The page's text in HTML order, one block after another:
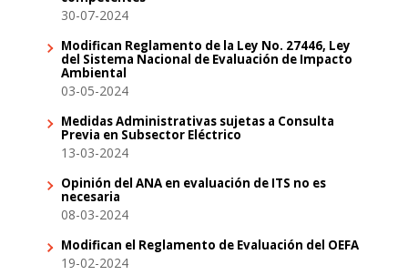
30-07-2024
Modifican Reglamento de la Ley No. 27446, Ley
del Sistema Nacional de Evaluación de Impacto
Ambiental
03-05-2024
Medidas Administrativas sujetas a Consulta
Previa en Subsector Eléctrico
13-03-2024
Opinión del ANA en evaluación de ITS no es
necesaria
08-03-2024
Modifican el Reglamento de Evaluación del OEFA
19-02-2024